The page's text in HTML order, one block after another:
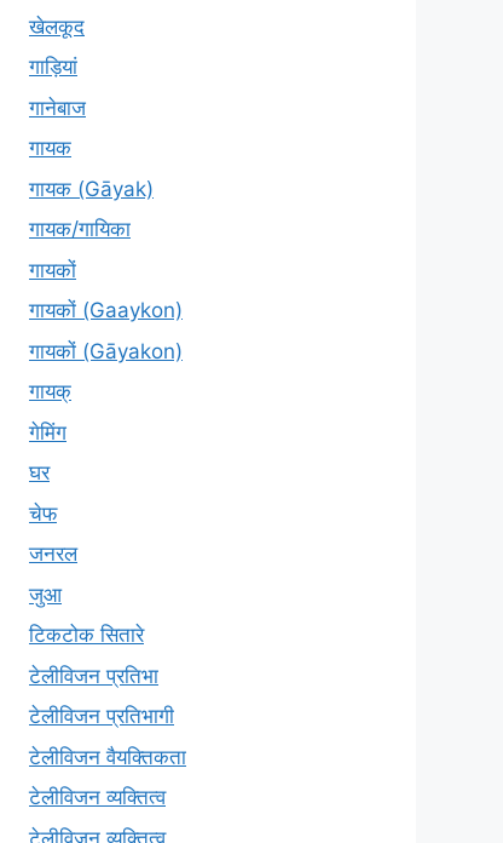
खेलकूद
गाड़ियां
गानेबाज
गायक
गायक (Gāyak)
गायक/गायिका
गायकों
गायकों (Gaaykon)
गायकों (Gāyakon)
गायक्
गेमिंग
घर
चेफ
जनरल
जुआ
टिकटोक सितारे
टेलीविजन प्रतिभा
टेलीविजन प्रतिभागी
टेलीविजन वैयक्तिकता
टेलीविजन व्यक्तित्व
टेलीविज़न व्यक्तित्व